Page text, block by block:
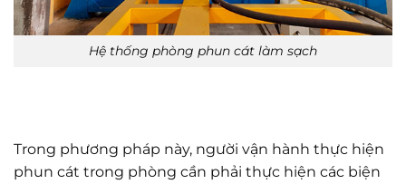
Hệ thống phòng phun cát làm sạch
Trong phương pháp này, người vận hành thực hiện
phun cát trong phòng cần phải thực hiện các biện